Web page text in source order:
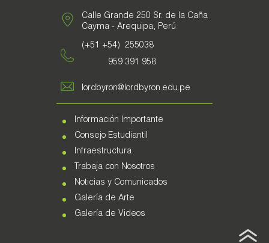
Calle Grande 250 Sr. de la Caña
Cayma - Arequipa, Perú
(+51 +54) 255038
959 391 958
lordbyron@lordbyron.edu.pe
Información Importante
Consejo Estudiantil
Infraestructura
Trabaja con Nosotros
Noticias y Comunicados
Galería de Arte
Galería de Videos